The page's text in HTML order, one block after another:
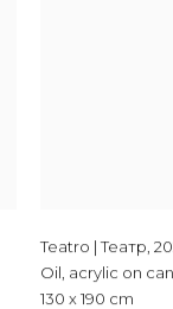
Teatro | Театр ,
Oil, acrylic on
130 x 190 cm